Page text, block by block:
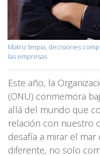
Matriz limpia, decisiones
las empresas
Este año, la
(ONU) conmemora
allá del mundo que
relación con nuestro
desafía a mirar el
diferente, no solo